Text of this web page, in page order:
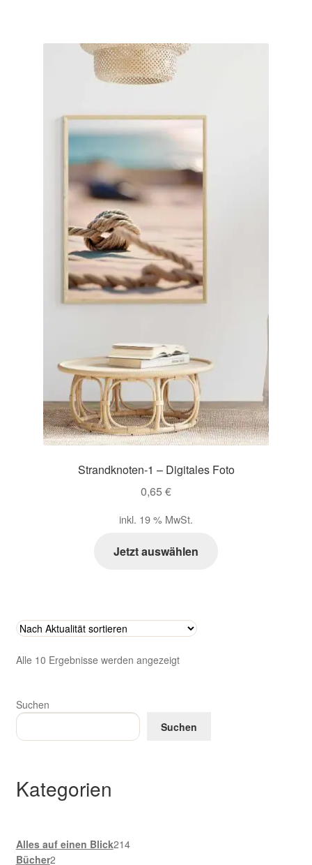
Strandknoten-1 – Digitales Foto
0,65 €
inkl. 19 % MwSt.
Jetzt auswählen
Alle 10 Ergebnisse werden angezeigtNach
Suchen
Suchen
Kategorien
Alles auf einen Blick214214
Bücher22